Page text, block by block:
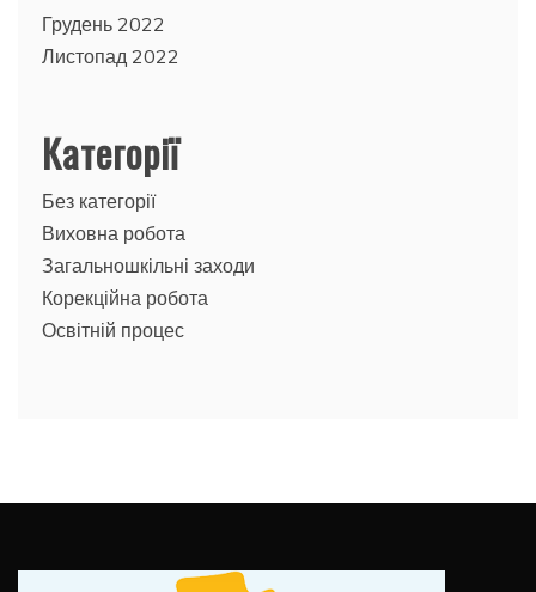
Грудень 2022
Листопад 2022
Категорії
Без категорії
Виховна робота
Загальношкільні заходи
Корекційна робота
Освітній процес